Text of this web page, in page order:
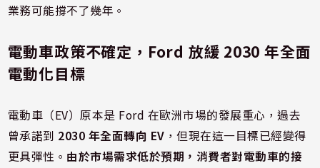
業務可能撐不了幾年。
電動車政策不確定，Ford 放緩 2030 年全面
電動化目標
電動車（EV）原本是 Ford 在歐洲市場的發展重心，過去
曾承諾到 2030 年全面轉向 EV ，但現在這一目標已經變得
更具彈性。 由於市場需求低於預期，消費者對電動車的接